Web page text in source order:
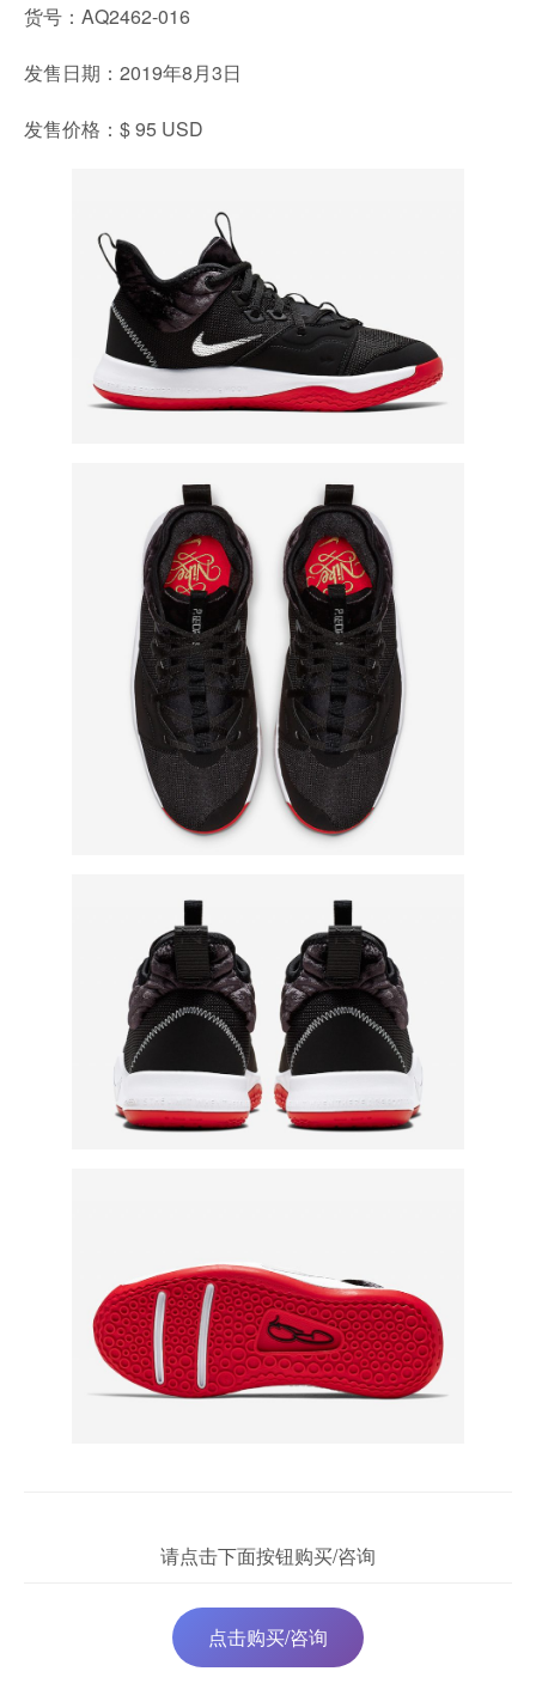
货号：AQ2462-016
发售日期：2019年8月3日
发售价格：$ 95 USD
请点击下面按钮购买/咨询
点击购买/咨询